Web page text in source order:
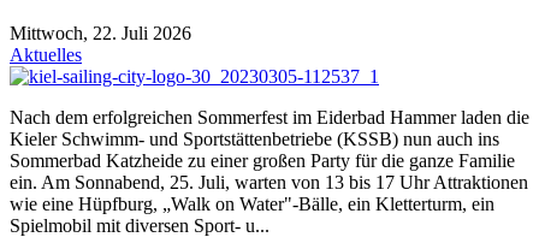
Mittwoch, 22. Juli 2026
Aktuelles
Nach dem erfolgreichen Sommerfest im Eiderbad Hammer laden die
Kieler Schwimm- und Sportstättenbetriebe (KSSB) nun auch ins
Sommerbad Katzheide zu einer großen Party für die ganze Familie
ein. Am Sonnabend, 25. Juli, warten von 13 bis 17 Uhr Attraktionen
wie eine Hüpfburg, „Walk on Water"-Bälle, ein Kletterturm, ein
Spielmobil mit diversen Sport- u...